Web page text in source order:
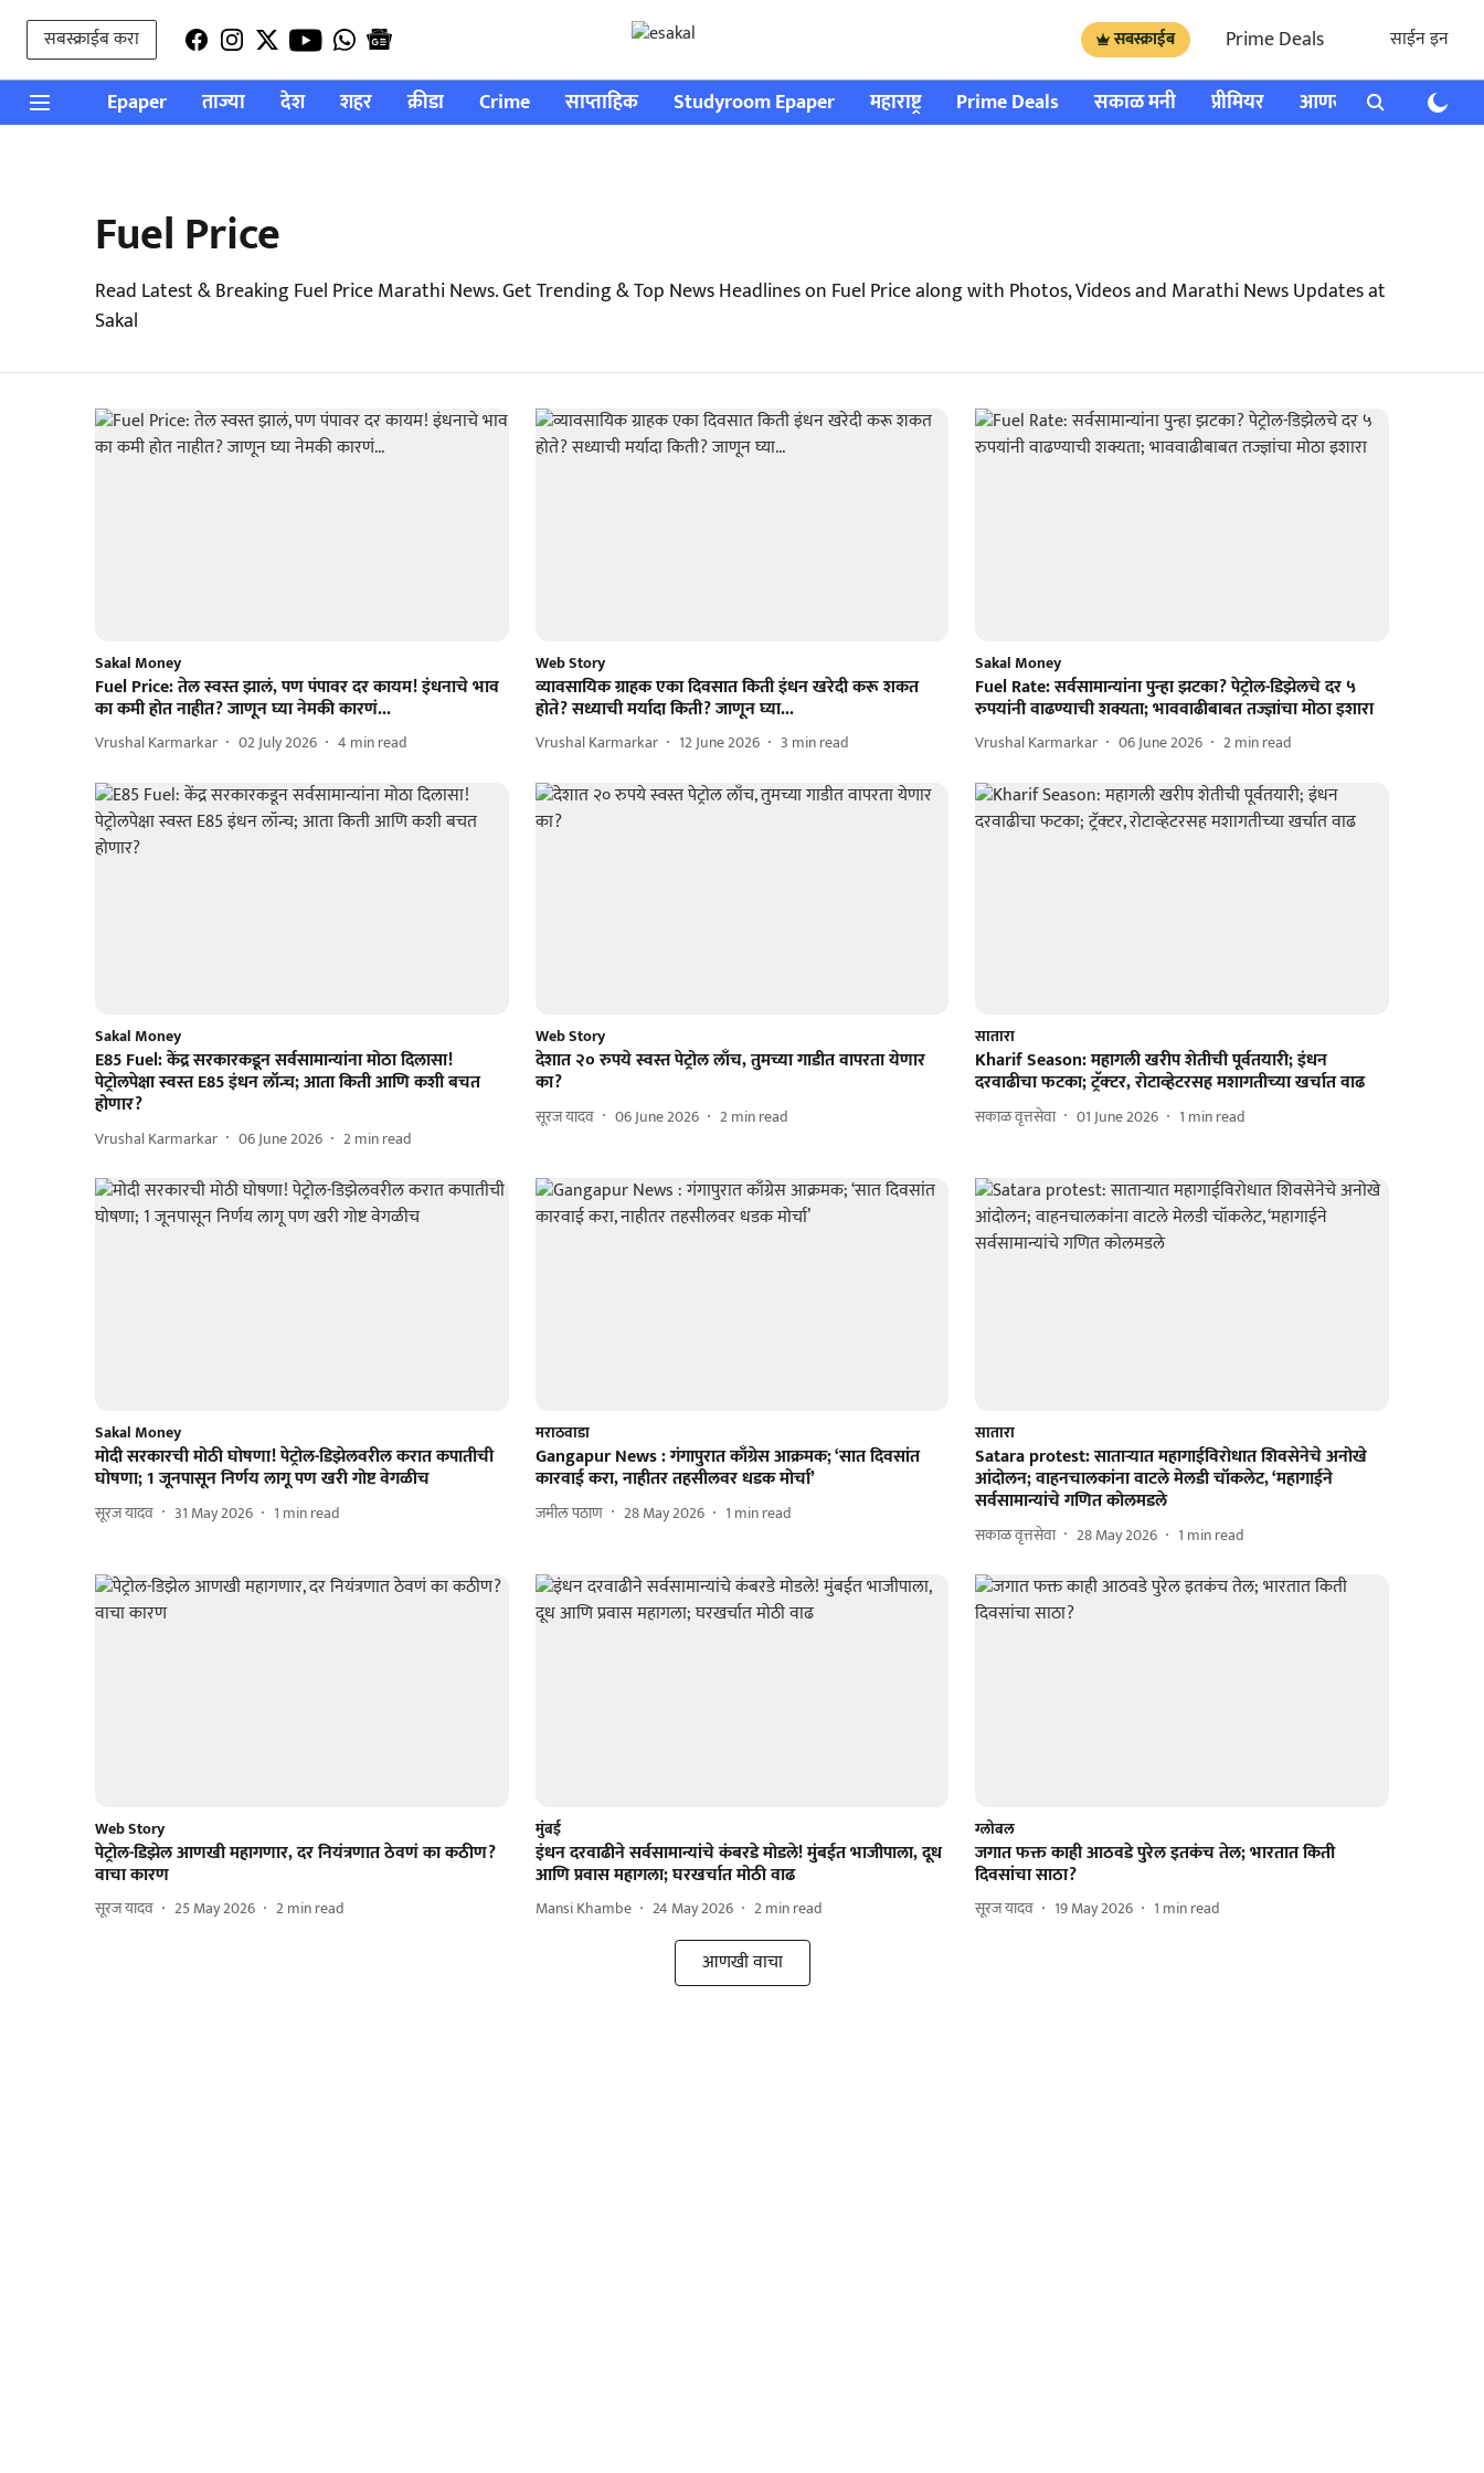
सबस्क्राईब करा सबस्क्राईब Prime Deals साईन इन
Epaper ताज्या देश शहर क्रीडा Crime साप्ताहिक Studyroom Epaper महाराष्ट्र Prime Deals सकाळ मनी प्रीमियर आणखी राशी भविष्य
Fuel Price
Read Latest & Breaking Fuel Price Marathi News. Get Trending & Top News Headlines on Fuel Price along with Photos, Videos and Marathi News Updates at
Sakal
Sakal Money
Fuel Price: तेल स्वस्त झालं, पण पंपावर दर कायम! इंधनाचे भाव
का कमी होत नाहीत? जाणून घ्या नेमकी कारणं...
Vrushal Karmarkar 02 July 2026 4 min read
Web Story
व्यावसायिक ग्राहक एका दिवसात किती इंधन खरेदी करू शकत
होते? सध्याची मर्यादा किती? जाणून घ्या...
Vrushal Karmarkar 12 June 2026 3 min read
Sakal Money
Fuel Rate: सर्वसामान्यांना पुन्हा झटका? पेट्रोल-डिझेलचे दर ५
रुपयांनी वाढण्याची शक्यता; भाववाढीबाबत तज्ज्ञांचा मोठा इशारा
Vrushal Karmarkar 06 June 2026 2min read
Sakal Money
E85 Fuel: केंद्र सरकारकडून सर्वसामान्यांना मोठा दिलासा!
पेट्रोलपेक्षा स्वस्त E85 इंधन लॉन्च; आता किती आणि कशी बचत
होणार?
Vrushal Karmarkar 06 June 2026 2min read
Web Story
देशात २० रुपये स्वस्त पेट्रोल लाँच, तुमच्या गाडीत वापरता येणार
का?
सूरज यादव 06 June 2026 2min read
सातारा
Kharif Season: महागली खरीप शेतीची पूर्वतयारी; इंधन
दरवाढीचा फटका; ट्रॅक्‍टर, रोटाव्‍हेटरसह मशागतीच्‍या खर्चात वाढ
सकाळ वृत्तसेवा 01 June 2026 1 min read
Sakal Money
मोदी सरकारची मोठी घोषणा! पेट्रोल-डिझेलवरील करात कपातीची
घोषणा; 1 जूनपासून निर्णय लागू पण खरी गोष्ट वेगळीच
सूरज यादव 31 May 2026 1 min read
मराठवाडा
Gangapur News : गंगापुरात काँग्रेस आक्रमक; ‘सात दिवसांत
कारवाई करा, नाहीतर तहसीलवर धडक मोर्चा’
जमील पठाण 28 May 2026 1 min read
सातारा
Satara protest: साताऱ्यात महागाईविरोधात शिवसेनेचे अनोखे
आंदोलन; वाहनचालकांना वाटले मेलडी चॉकलेट, ‘महागाईने
सर्वसामान्यांचे गणित कोलमडले
सकाळ वृत्तसेवा 28 May 2026 1 min read
Web Story
पेट्रोल-डिझेल आणखी महागणार, दर नियंत्रणात ठेवणं का कठीण?
वाचा कारण
सूरज यादव 25 May 2026 2min read
मुंबई
इंधन दरवाढीने सर्वसामान्यांचे कंबरडे मोडले! मुंबईत भाजीपाला, दूध
आणि प्रवास महागला; घरखर्चात मोठी वाढ
Mansi Khambe 24 May 2026 2min read
ग्लोबल
जगात फक्त काही आठवडे पुरेल इतकंच तेल; भारतात किती
दिवसांचा साठा?
सूरज यादव 19 May 2026 1 min read
आणखी वाचा